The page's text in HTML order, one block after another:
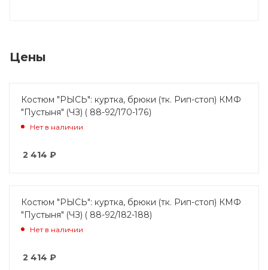
Цены
Костюм "РЫСЬ": куртка, брюки (тк. Рип-стоп) КМФ
"Пустыня" (ЧЗ) ( 88-92/170-176)
Нет в наличии
2 414 ₽
Костюм "РЫСЬ": куртка, брюки (тк. Рип-стоп) КМФ
"Пустыня" (ЧЗ) ( 88-92/182-188)
Нет в наличии
2 414 ₽